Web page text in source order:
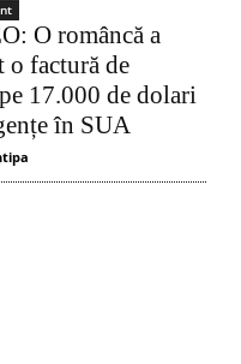
O româncă a
factură de
17.000 de dolari
în SUA